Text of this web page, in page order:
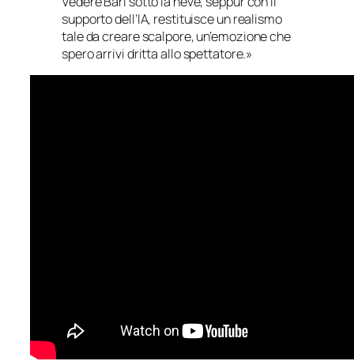
supporto dell’IA, restituisce un realismo
tale da creare scalpore, un’emozione che
spero arrivi dritta allo spettatore.»